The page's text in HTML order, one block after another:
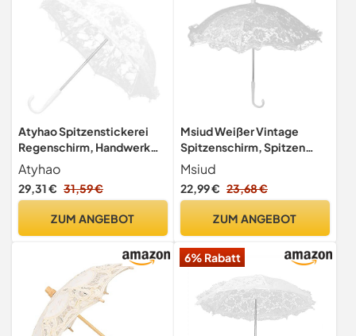
Atyhao Spitzenstickerei
Regenschirm, Handwerk
Blumen Spitzenstickerei
Regenschirm Brautparty
Dekoration Requisiten
Farbe)
Atyhao
29,31 € 31,59 €
ZUM ANGEBOT
Msiud Weißer Vintage
Spitzenschirm, Spitzen
Stickerei Regenschirm J
Griff
Msiud
22,99 € 23,68 €
ZUM ANGEBOT
6% Rabatt